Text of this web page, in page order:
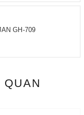
GH-709